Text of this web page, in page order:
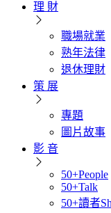
理 財
職場就業
熟年法律
退休理財
策 展
專題
圖片故事
影 音
50+People
50+Talk
50+讀者